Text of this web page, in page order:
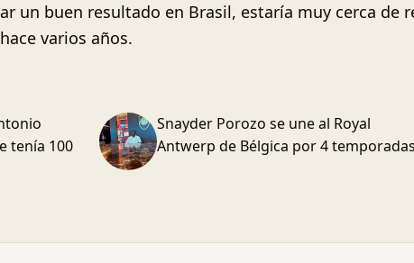
un buen resultado en Brasil, estaría muy cerca de
varios años.
tenía 100
Snayder Porozo se une al Royal
Antwerp de Bélgica por 4 temporadas